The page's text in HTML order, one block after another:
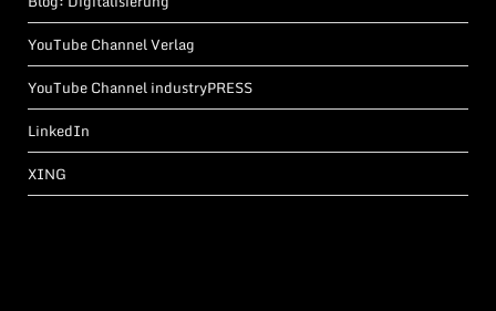
YouTube Channel Verlag
YouTube Channel industryPRESS
LinkedIn
XING